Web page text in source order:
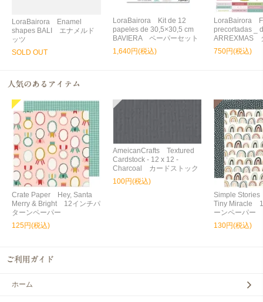
LoraBairora Enamel
shapes BALI エナメルド
ッツ
SOLD OUT
LoraBairora Kit de 12
papeles de 30,5×30,5 cm
BAVIERA ペーパーセット
1,640円(税込)
LoraBairora
precortadas _
ARREXMAS
750円(税込)
Crate Paper Hey, Santa
Merry & Bright 12インチパ
ターンペーパー
125円(税込)
AmeicanCrafts Textured
Cardstock - 12 x 12 -
Charcoal カードストック
100円(税込)
Simple
Tiny Miracle
ーンペーパー
130円(税込)
ホーム